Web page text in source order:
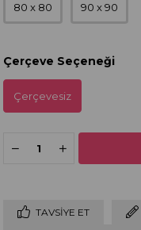
80 x 80 90 x 90
Çerçeve Seçeneği
Çerçevesiz
TAVSIYE ET